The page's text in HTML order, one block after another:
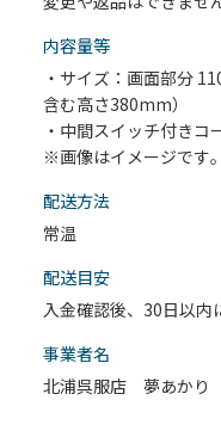
内容量等
・サイズ：画面部分
含む高さ380mm）
・中間スイッチ付き
※画像はイメージです｡
配送⽅法
常温
配送目安
入金確認後、30日以内
事業者名
北浦呉服店 夢あかり